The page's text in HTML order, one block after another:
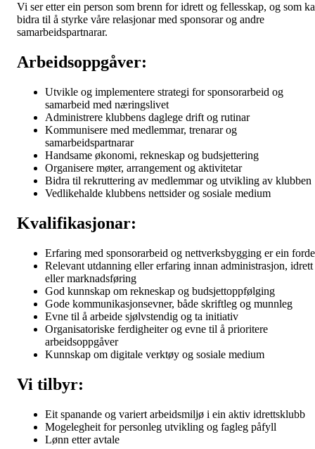
Vi ser etter ein person som brenn for idrett og fellesskap, og som
bidra til å styrke våre relasjonar med sponsorar og andre
samarbeidspartnarar.
Arbeidsoppgåver:
Utvikle og implementere strategi for sponsorarbeid og
samarbeid med næringslivet
Administrere klubbens daglege drift og rutinar
Kommunisere med medlemmar, trenarar og
samarbeidspartnarar
Handsame økonomi, rekneskap og budsjettering
Organisere møter, arrangement og aktivitetar
Bidra til rekruttering av medlemmar og utvikling av klubben
Vedlikehalde klubbens nettsider og sosiale medium
Kvalifikasjonar:
Erfaring med sponsorarbeid og nettverksbygging er ein
Relevant utdanning eller erfaring innan administrasjon, idrett
eller marknadsføring
God kunnskap om rekneskap og budsjettoppfølging
Gode kommunikasjonsevner, både skriftleg og munnleg
Evne til å arbeide sjølvstendig og ta initiativ
Organisatoriske ferdigheiter og evne til å prioritere
arbeidsoppgåver
Kunnskap om digitale verktøy og sosiale medium
Vi tilbyr:
Eit spanande og variert arbeidsmiljø i ein aktiv idrettsklubb
Mogelegheit for personleg utvikling og fagleg påfyll
Lønn etter avtale